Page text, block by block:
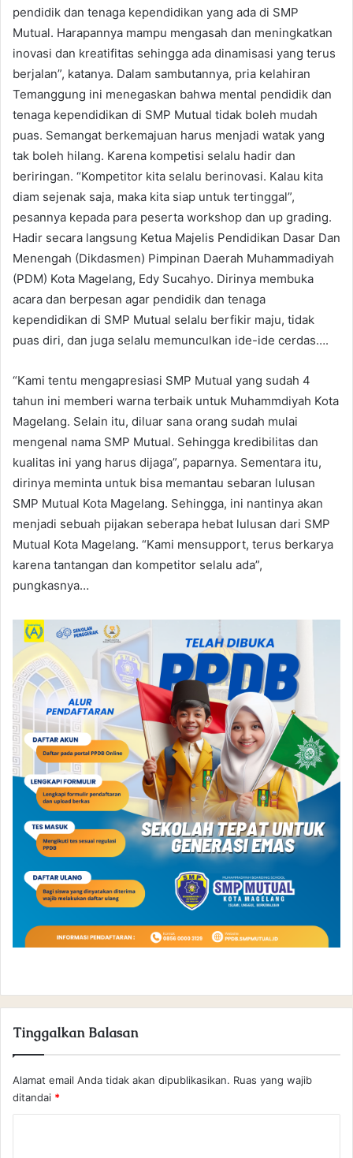
pendidik dan tenaga kependidikan yang ada di SMP
Mutual. Harapannya mampu mengasah dan meningkatkan
inovasi dan kreatifitas sehingga ada dinamisasi yang terus
berjalan”, katanya. Dalam sambutannya, pria kelahiran
Temanggung ini menegaskan bahwa mental pendidik dan
tenaga kependidikan di SMP Mutual tidak boleh mudah
puas. Semangat berkemajuan harus menjadi watak yang
tak boleh hilang. Karena kompetisi selalu hadir dan
beriringan. “Kompetitor kita selalu berinovasi. Kalau kita
diam sejenak saja, maka kita siap untuk tertinggal”,
pesannya kepada para peserta workshop dan up grading.
Hadir secara langsung Ketua Majelis Pendidikan Dasar Dan
Menengah (Dikdasmen) Pimpinan Daerah Muhammadiyah
(PDM) Kota Magelang, Edy Sucahyo. Dirinya membuka
acara dan berpesan agar pendidik dan tenaga
kependidikan di SMP Mutual selalu berfikir maju, tidak
puas diri, dan juga selalu memunculkan ide-ide cerdas….
“Kami tentu mengapresiasi SMP Mutual yang sudah 4
tahun ini memberi warna terbaik untuk Muhammdiyah Kota
Magelang. Selain itu, diluar sana orang sudah mulai
mengenal nama SMP Mutual. Sehingga kredibilitas dan
kualitas ini yang harus dijaga”, paparnya. Sementara itu,
dirinya meminta untuk bisa memantau sebaran lulusan
SMP Mutual Kota Magelang. Sehingga, ini nantinya akan
menjadi sebuah pijakan seberapa hebat lulusan dari SMP
Mutual Kota Magelang. “Kami mensupport, terus berkarya
karena tantangan dan kompetitor selalu ada”,
pungkasnya…
Tinggalkan Balasan
Alamat email Anda tidak akan dipublikasikan. Ruas yang wajib
ditandai *